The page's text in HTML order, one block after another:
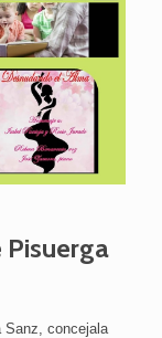
Pisuerga
Sanz, concejala